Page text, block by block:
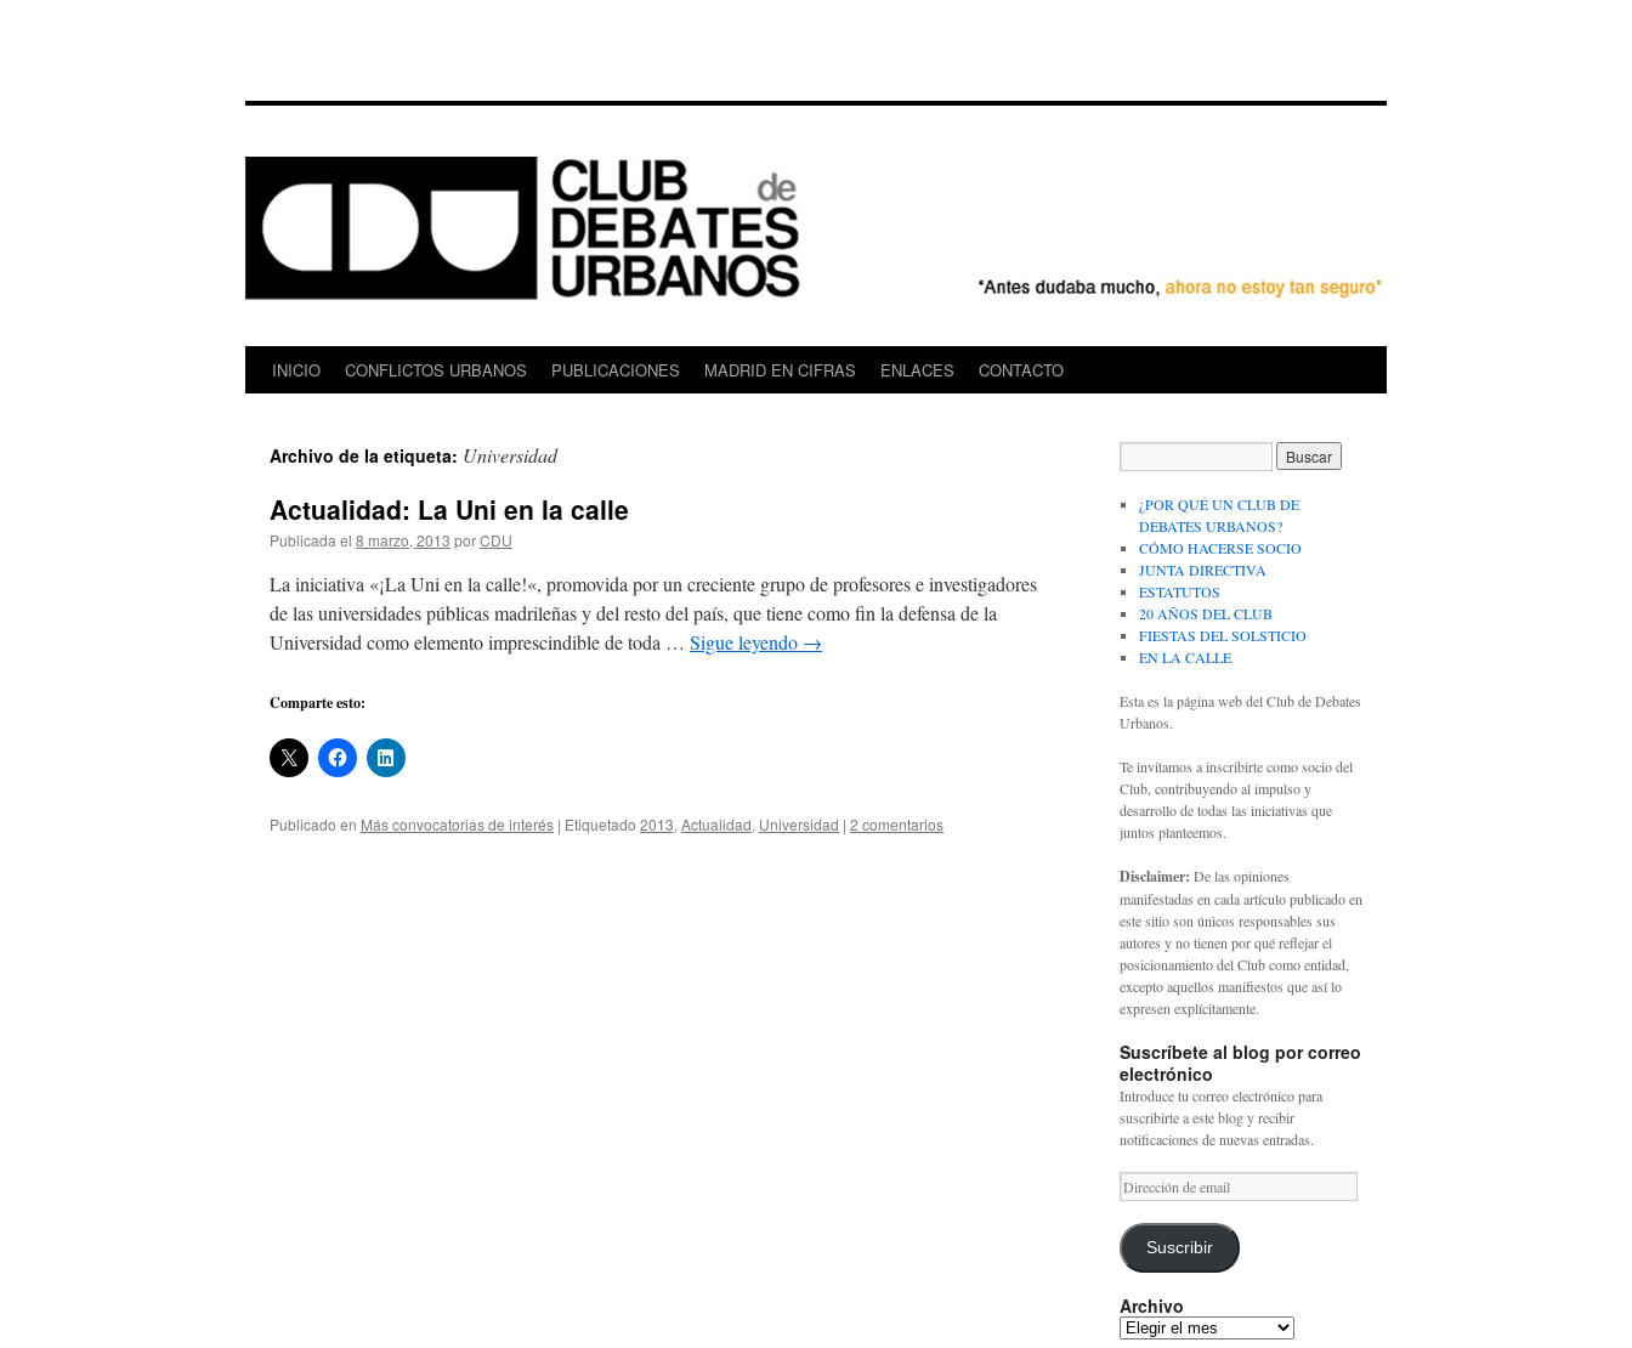
Saltar
contenido
INICIO CONFLICTOS URBANOS PUBLICACIONES MADRID EN CIFRAS ENLACES CONTACTO
Archivo de la etiqueta: Universidad
Actualidad: La Uni en la calle
Publicada el 8 marzo, 2013 porCDU
La iniciativa «¡La Uni en la calle!«, promovida por un creciente grupo de profesores e investigadores
de las universidades públicas madrileñas y del resto del país, que tiene como fin la defensa de la
Universidad como elemento imprescindible de toda … Sigue leyendo →
Comparte esto:
Publicado en Más convocatorias de interés | Etiquetado 2013, Actualidad, Universidad | 2 comentarios
¿POR QUÉ UN CLUB DE
DEBATES URBANOS?
CÓMO HACERSE SOCIO
JUNTA DIRECTIVA
ESTATUTOS
20 AÑOS DEL CLUB
FIESTAS DEL SOLSTICIO
EN LA CALLE
Esta es la página web del Club de Debates
Urbanos.
Te invitamos a inscribirte como socio del
Club, contribuyendo al impulso y
desarrollo de todas las iniciativas que
juntos planteemos.
Disclaimer: De las opiniones
manifestadas en cada artículo publicado en
este sitio son únicos responsables sus
autores y no tienen por qué reflejar el
posicionamiento del Club como entidad,
excepto aquellos manifiestos que así lo
expresen explícitamente.
Suscríbete al blog por correo
electrónico
Introduce tu correo electrónico para
suscribirte a este blog y recibir
notificaciones de nuevas entradas.
Dirección
de
email
Suscribir
Archivo
Archivo